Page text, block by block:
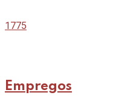
1775
Empregos